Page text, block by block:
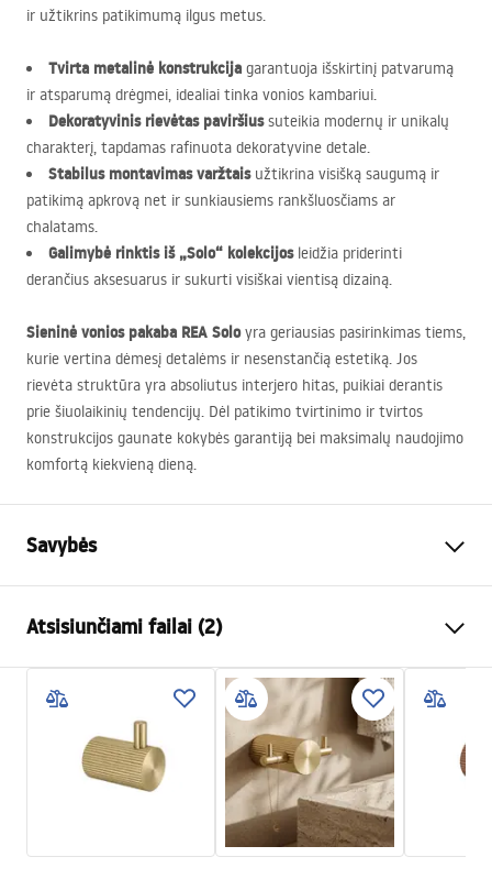
ir užtikrins patikimumą ilgus metus.
Tvirta metalinė konstrukcija garantuoja išskirtinį patvarumą
ir atsparumą drėgmei, idealiai tinka vonios kambariui.
Dekoratyvinis rievėtas paviršiussuteikia modernų ir unikalų
charakterį, tapdamas rafinuota dekoratyvine detale.
Stabilus montavimas varžtaisužtikrina visišką saugumą ir
patikimą apkrovą net ir sunkiausiems rankšluosčiams ar
chalatams.
Galimybė rinktis iš „Solo“ kolekcijosleidžia priderinti
derančius aksesuarus ir sukurti visiškai vientisą dizainą.
Sieninė vonios pakaba REA Soloyra geriausias pasirinkimas tiems,
kurie vertina dėmesį detalėms ir nesenstančią estetiką. Jos
rievėta struktūra yra absoliutus interjero hitas, puikiai derantis
prie šiuolaikinių tendencijų. Dėl patikimo tvirtinimo ir tvirtos
konstrukcijos gaunate kokybės garantiją bei maksimalų naudojimo
komfortą kiekvieną dieną.
Savybės
Medžiaga
Montavimo būdas
Prisukamas
Plotis
30
mm
45 mm
52
mm
Solo
24 mėnesių
Atsisiunčiami failai (2)
Garantijos sąlygos
Warranty_Terms_and_Conditions_Accessories_-_24.pdf
Saugos informacija
Safety_Information_Accessories.pdf